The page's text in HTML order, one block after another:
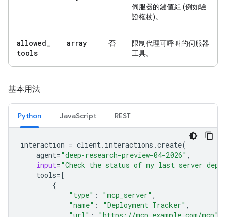
伺服器的鍵值組 (例如驗
證權杖)。
allowed_
tools
array 否
限制代理可呼叫的伺服器
工具。
基本用法
Python JavaScript REST
interaction = client. interactions .create(
agent="deep-research-preview-04-2026" ,
input="Check the status of my last server
tools=[
{
"type" : "mcp_server" ,
"name" : "Deployment Tracker" ,